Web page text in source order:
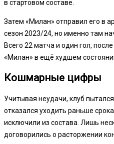
в стартовом составе.
Затем «Милан» отправил его в
сезон 2023/24, но именно там
Всего 22 матча и один гол,
«Милан» в ещё худшем
Кошмарные цифры
Учитывая неудачи, клуб
отказался уходить раньше
исключили из состава. Лишь
договорились о расторжении